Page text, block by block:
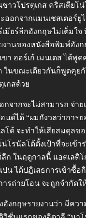
าวโปรตุเกส คริสเตียโ
ออกจากแมนเชสเตอร์ยู
เมียร์ลีกอังกฤษไม่เต็มใจ
งานของหนังสือพิมพ์อัง
ขา ฮอร์เก้ เมนเดส ได้พู
ในขณะเดียวกันก็พูดคุย
เกสด้วย
กจากจะไม่สามารถ จ่าย
นด์ได้ “ผมกังวลว่าการ
โด้ จะทำให้เสียสมดุลข
โรนัลโด้ตั้งเป้าที่จะเข้า
ลีก ในฤดูกาลนี้ แอตเลติ
น ได้ปฏิเสธการเข้าซื้อ
ารถ่ายโอน จะถูกจำกัดใ
งกฤษรายงานว่า มีควา